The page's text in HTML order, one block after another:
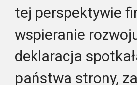
tej perspektywie
wspieranie
deklaracja
państwa strony,